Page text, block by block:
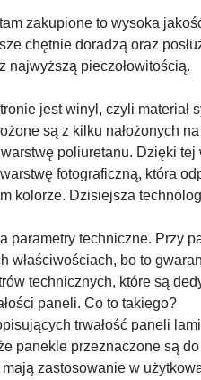
zakupione to wysoka
chętnie doradzą oraz
najwyższą pieczołowitością.
jest winyl, czyli materiał
są z kilku nałożonych
poliuretanu. Dzięki
fotograficzną, która
kolorze. Dzisiejsza
parametry techniczne. Przy
właściwościach, bo to
technicznych, które są
paneli. Co to takiego?
trwałość paneli
panekle przeznaczone są
zastosowanie w